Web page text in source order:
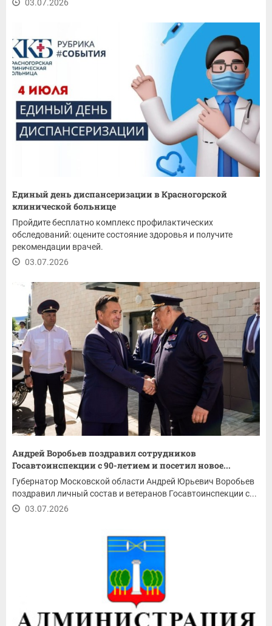
03.07.2026
Единый день диспансеризации в Красногорской
клинической больнице
Пройдите бесплатно комплекс профилактических
обследований: оцените состояние здоровья и получите
рекомендации врачей.
03.07.2026
Андрей Воробьев поздравил сотрудников
Госавтоинспекции с 90-летием и посетил новое...
Губернатор Московской области Андрей Юрьевич Воробьев
поздравил личный состав и ветеранов Госавтоинспекции с...
03.07.2026